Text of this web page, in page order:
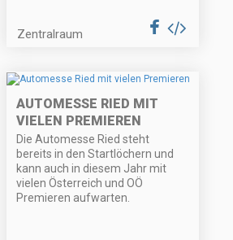
Zentralraum
AUTOMESSE RIED MIT
VIELEN PREMIEREN
Die Automesse Ried steht
bereits in den Startlöchern und
kann auch in diesem Jahr mit
vielen Österreich und OÖ
Premieren aufwarten.